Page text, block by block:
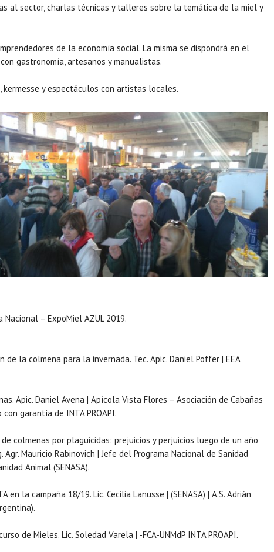
al sector, charlas técnicas y talleres sobre la temática de la miel y
de la economía social. La misma se dispondrá en el
gastronomía, artesanos y manualistas.
kermesse y espectáculos con artistas locales.
– ExpoMiel AZUL 2019.
la colmena para la invernada. Tec. Apic. Daniel Poffer | EEA
Apic. Daniel Avena | Apícola Vista Flores – Asociación de Cabañas
garantía de INTA PROAPI.
colmenas por plaguicidas: prejuicios y perjuicios luego de un año
Mauricio Rabinovich | Jefe del Programa Nacional de Sanidad
Animal (SENASA).
la campaña 18/19. Lic. Cecilia Lanusse | (SENASA) | A.S. Adrián
de Mieles. Lic. Soledad Varela | -FCA-UNMdP INTA PROAPI.